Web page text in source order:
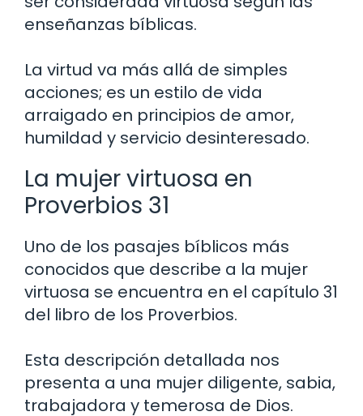
enseñanzas bíblicas.
La virtud va más allá de simples
acciones; es un estilo de vida
arraigado en principios de amor,
humildad y servicio desinteresado.
La mujer virtuosa en
Proverbios 31
Uno de los pasajes bíblicos más
conocidos que describe a la mujer
virtuosa se encuentra en el capítulo 31
del libro de los Proverbios.
Esta descripción detallada nos
presenta a una mujer diligente, sabia,
trabajadora y temerosa de Dios.